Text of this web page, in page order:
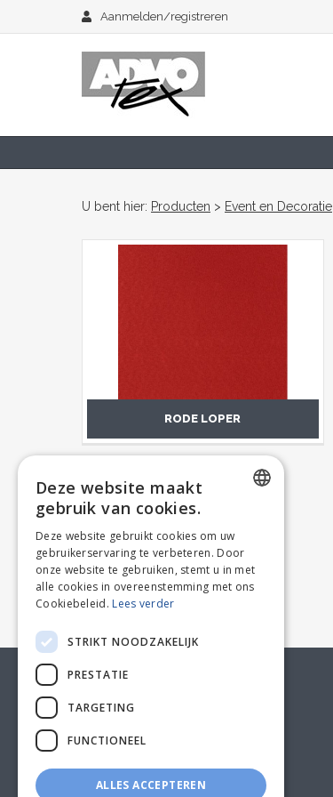
Aanmelden/registreren
U bent hier: Producten > Event en Decoratie
RODE LOPER
KLANTENSERVICE
FRENCH
Deze website maakt
gebruik van cookies.
Deze website gebruikt cookies om uw
gebruikerservaring te verbeteren. Door
onze website te gebruiken, stemt u in met
alle cookies in overeenstemming met ons
Cookiebeleid. Lees verder
STRIKT NOODZAKELIJK
PRESTATIE
TARGETING
FUNCTIONEEL
ALLES ACCEPTEREN